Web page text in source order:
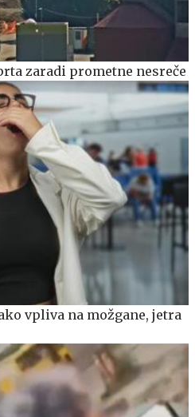
zaradi prometne nesreče
vpliva na možgane, jetra